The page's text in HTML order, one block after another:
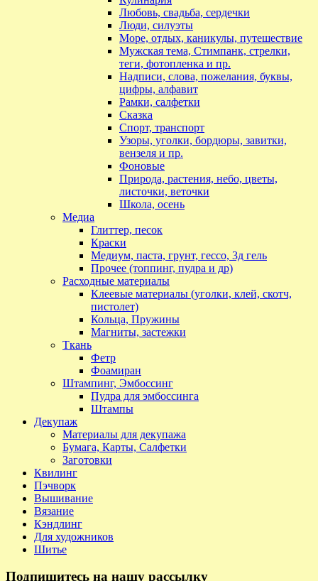
Любовь, свадьба, сердечки
Люди, силуэты
Море, отдых, каникулы, путешествие
Мужская тема, Стимпанк, стрелки,
теги, фотопленка и пр.
Надписи, слова, пожелания, буквы,
цифры, алфавит
Рамки, салфетки
Сказка
Спорт, транспорт
Узоры, уголки, бордюры, завитки,
вензеля и пр.
Фоновые
Природа, растения, небо, цветы,
листочки, веточки
Школа, осень
Медиа
Глиттер, песок
Краски
Медиум, паста, грунт, гессо, 3д гель
Прочее (топпинг, пудра и др)
Расходные материалы
Клеевые материалы (уголки, клей, скотч,
пистолет)
Кольца, Пружины
Магниты, застежки
Ткань
Фетр
Фоамиран
Штампинг, Эмбоссинг
Пудра для эмбоссинга
Штампы
Декупаж
Материалы для декупажа
Бумага, Карты, Салфетки
Заготовки
Квилинг
Пэчворк
Вышивание
Вязание
Кэндлинг
Для художников
Шитье
Подпишитесь на нашу рассылку